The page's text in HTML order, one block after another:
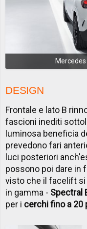
DESIGN
Frontale e lato B
fascioni inediti
luminosa beneficia
prevedono fari
luci posteriori
possono poi dare in
visto che il facelift si
in gamma - Spectral
per i cerchi fino a 20